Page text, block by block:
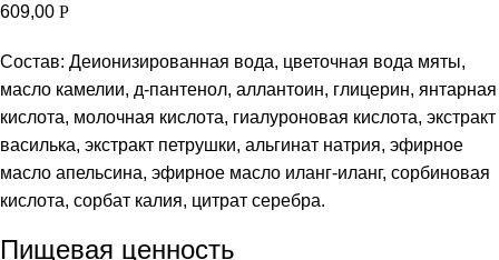
609,00 Р
Состав: Деионизированная вода, цветочная вода мяты,
масло камелии, д-пантенол, аллантоин, глицерин, янтарная
кислота, молочная кислота, гиалуроновая кислота, экстракт
василька, экстракт петрушки, альгинат натрия, эфирное
масло апельсина, эфирное масло иланг-иланг, сорбиновая
кислота, сорбат калия, цитрат серебра.
Пищевая ценность